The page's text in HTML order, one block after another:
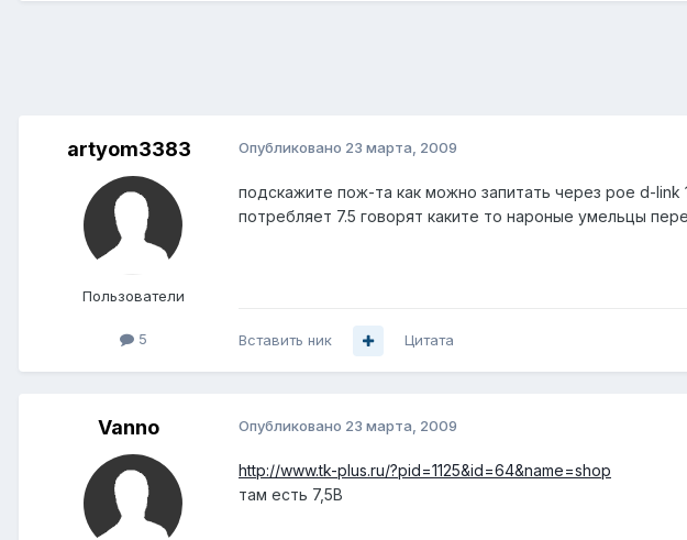
artyom3383
Пользователи
5
Опубликовано 23 марта, 2009
подскажите пож-та как можно запитать через poe d-
потребляет 7.5 говорят каките то нароные умельцы
Вставить ник Цитата
Vanno Опубликовано 23 марта, 2009
http://www.tk-plus.ru/?pid=1125&id=64&name=shop
там есть 7,5В